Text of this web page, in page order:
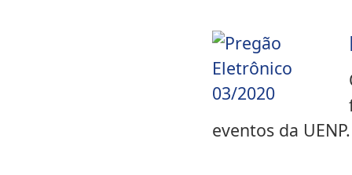
eventos da UENP.